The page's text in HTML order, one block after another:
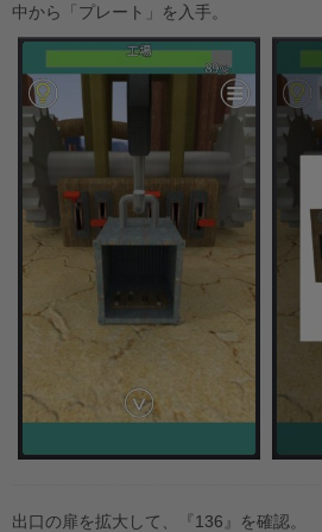
中から「プレート」を入手。
出口の扉を拡大して、『136』を確認。